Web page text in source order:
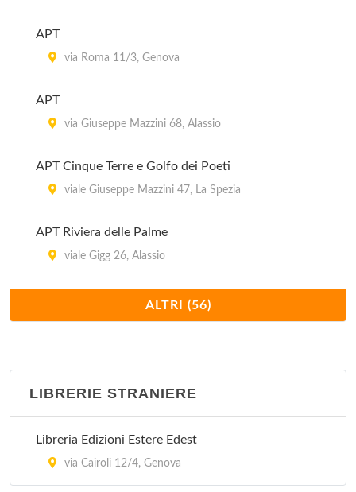
APT
via Roma 11/3, Genova
APT
via Giuseppe Mazzini 68, Alassio
APT Cinque Terre e Golfo dei Poeti
viale Giuseppe Mazzini 47, La Spezia
APT Riviera delle Palme
viale Gigg 26, Alassio
via Lombardia 53, Lavagna
piazza del Popolo 6, Santo Stefano d'Aveto
ALTRI (56)
LIBRERIE STRANIERE
Libreria Edizioni Estere Edest
via Cairoli 12/4, Genova